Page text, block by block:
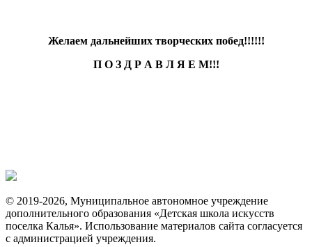
Желаем дальнейших творческих побед!!!!!!
П О З Д Р А В Л Я Е М!!!
© 2019-2026, Муниципальное автономное учреждение
дополнительного образования «Детская школа искусств
поселка Калья». Использование материалов сайта согласуется
с администрацией учреждения.